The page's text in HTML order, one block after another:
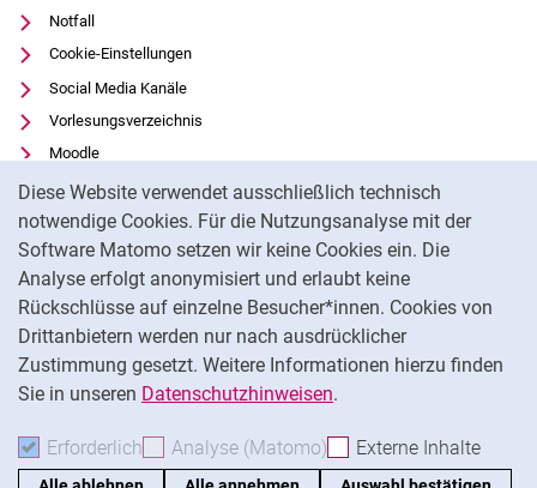
Diese Website verwendet ausschließlich technisch
notwendige Cookies. Für die Nutzungsanalyse mit der
Software Matomo setzen wir keine Cookies ein. Die
Analyse erfolgt anonymisiert und erlaubt keine
Rückschlüsse auf einzelne Besucher*innen. Cookies von
Drittanbietern werden nur nach ausdrücklicher
Zustimmung gesetzt. Weitere Informationen hierzu finden
Sie in unseren Datenschutzhinweisen.
Erforderlich Erforderliche Cookies akzeptieren
Analyse (Matomo) Analyse-Cookies
Externe Inhalte
Notfall
Cookie-Einstellungen
Social Media Kanäle
Vorlesungsverzeichnis
Moodle
Panopto
Universitätsbibliothek
Datenschutz
Barrierefreiheit
Transparenter KI-Einsatz